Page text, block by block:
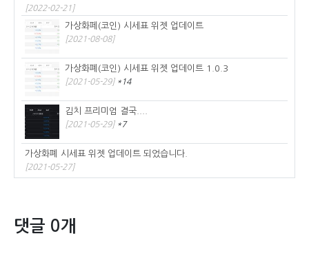
[2022-02-21]
가상화페(코인) 시세표 위젯 업데이트
[2021-08-08]
가상화폐(코인) 시세표 위젯 업데이트 1.0.3
[2021-05-29] *14
김치 프리미엄 결국....
[2021-05-29] *7
가상화폐 시세표 위젯 업데이트 되었습니다.
[2021-05-27]
댓글 0개